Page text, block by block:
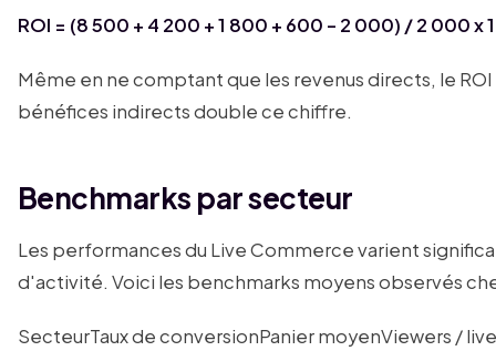
ROI = (8 500 + 4 200 + 1 800 + 600 - 2 000) / 2 000 x
Même en ne comptant que les revenus directs, le
bénéfices indirects double ce chiffre.
Benchmarks par secteur
Les performances du Live Commerce varient
d'activité. Voici les benchmarks moyens observés
SecteurTaux de conversionPanier moyenViewers /